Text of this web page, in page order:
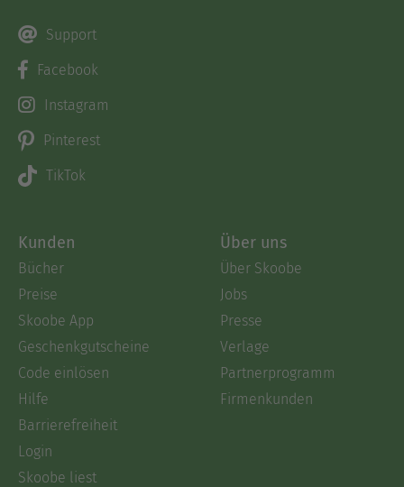
Support
Facebook
Instagram
Pinterest
TikTok
Kunden
Bücher
Preise
Skoobe App
Geschenkgutscheine
Code einlösen
Hilfe
Barrierefreiheit
Login
Skoobe liest
Über uns
Über Skoobe
Jobs
Presse
Verlage
Partnerprogramm
Firmenkunden